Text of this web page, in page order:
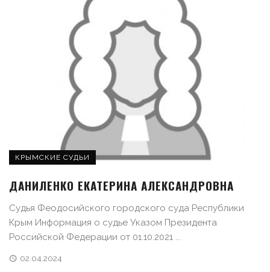
КРЫМСКИЕ СУДЬИ
ДАНИЛЕНКО ЕКАТЕРИНА АЛЕКСАНДРОВНА
Судья Феодосийского городского суда Республики
Крым Информация о судье Указом Президента
Российской Федерации от 01.10.2021 ...
02.04.2024